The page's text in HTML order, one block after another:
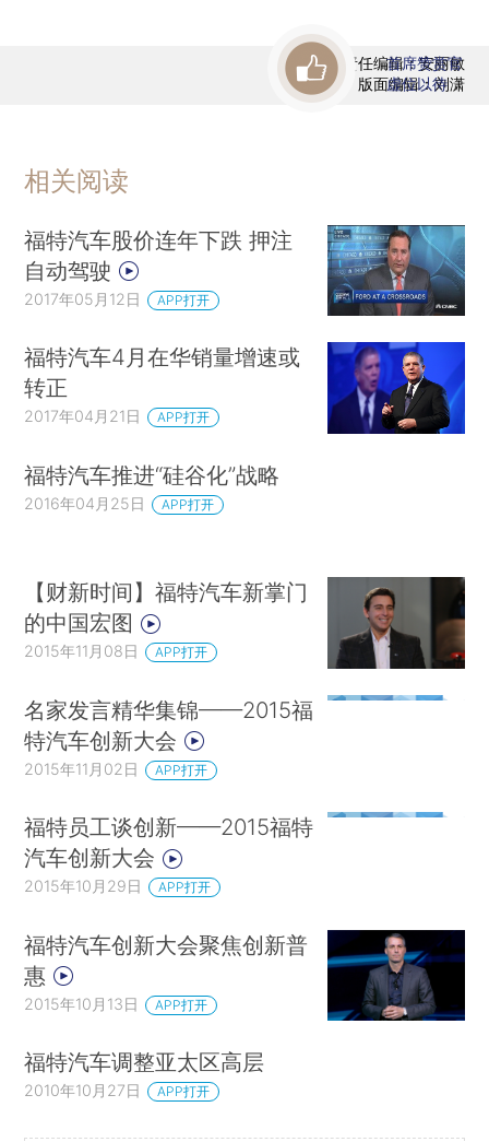
责任编辑：安丽敏
版面编辑：刘潇
首席赞赏官
虚位以待
相关阅读
福特汽车股价连年下跌 押注
自动驾驶
2017年05月12日 APP打开
福特汽车4月在华销量增速或
转正
2017年04月21日 APP打开
福特汽车推进“硅谷化”战略
2016年04月25日 APP打开
【财新时间】福特汽车新掌门
的中国宏图
2015年11月08日 APP打开
名家发言精华集锦——2015福
特汽车创新大会
2015年11月02日 APP打开
福特员工谈创新——2015福特
汽车创新大会
2015年10月29日 APP打开
福特汽车创新大会聚焦创新普
惠
2015年10月13日 APP打开
福特汽车调整亚太区高层
2010年10月27日 APP打开